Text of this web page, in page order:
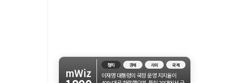
mWiz
정치 경제 사회 국제
이재명 대통령의 국정 운영 지지율이